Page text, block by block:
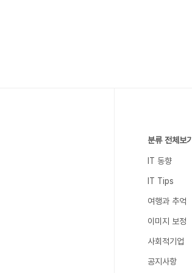
분류 전체보기
IT 동향
IT Tips
여행과 추억
이미지 보정
사회적기업
공지사항